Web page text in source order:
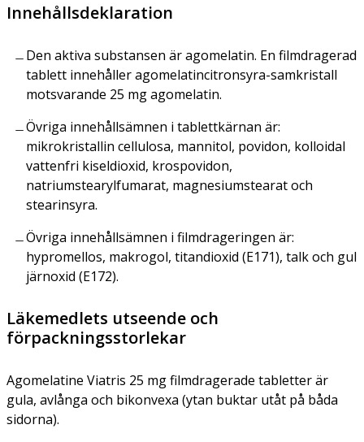
Innehållsdeklaration
Den aktiva substansen är agomelatin. En filmdragerad
tablett innehåller agomelatincitronsyra-samkristall
motsvarande 25 mg agomelatin.
Övriga innehållsämnen i tablettkärnan är:
mikrokristallin cellulosa, mannitol, povidon, kolloidal
vattenfri kiseldioxid, krospovidon,
natriumstearylfumarat, magnesiumstearat och
stearinsyra.
Övriga innehållsämnen i filmdrageringen är:
hypromellos, makrogol, titandioxid (E171), talk och gul
järnoxid (E172).
Läkemedlets utseende och
förpackningsstorlekar
Agomelatine Viatris 25 mg filmdragerade tabletter är
gula, avlånga och bikonvexa (ytan buktar utåt på båda
sidorna).